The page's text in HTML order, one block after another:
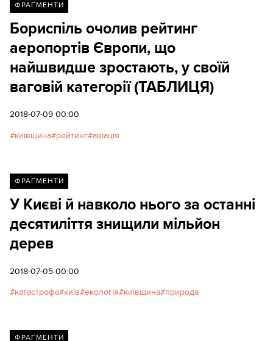
ФРАГМЕНТИ
Бориспіль очолив рейтинг
аеропортів Європи, що
найшвидше зростають, у своїй
ваговій категорії (ТАБЛИЦЯ)
2018-07-09 00:00
київщина рейтинг авіація
ФРАГМЕНТИ
У Києві й навколо нього за останні
десятиліття знищили мільйон
дерев
2018-07-05 00:00
катастрофа київ екологія київщина природа
ФРАГМЕНТИ